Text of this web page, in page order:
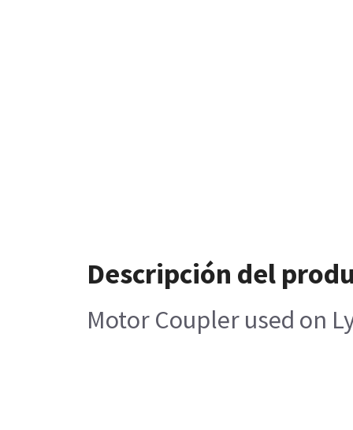
Descripción del
Motor Coupler used on